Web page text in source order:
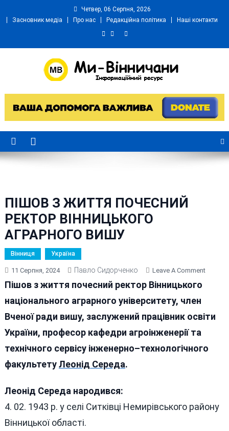
Четвер, 06 Серпня, 2026
Засновник медіа
Про нас Редакційна політика Наші контакти
Ми Вінничани
ПІШОВ З ЖИТТЯ ПОЧЕСНИЙ
РЕКТОР ВІННИЦЬКОГО
АГРАРНОГО ВИШУ
Вінниця Україна
11 Серпня, 2024 Павло Сидорченко Leave A CommentOn
Пішов з життя почесний ректор Вінницького
національного аграрного університету, член
Вченої ради вишу, заслужений працівник освіти
України, професор кафедри агроінженерії та
технічного сервісу інженерно–технологічного
факультетуЛеонід Середа.
Леонід Середа народився:
4. 02. 1943 р. у селі Ситківці Немирівського району
Вінницької області.